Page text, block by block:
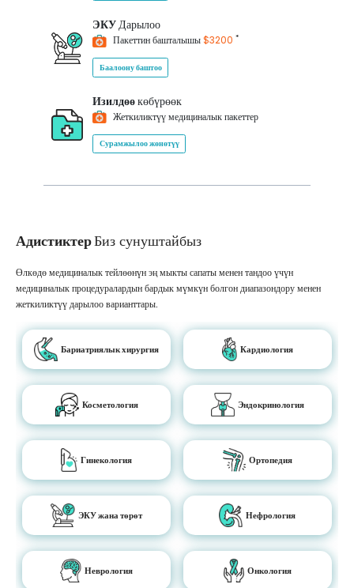
ЭКУДарылоо
Пакеттин башталышы$3200 *
Баалоону баштоо
Изилдөөкөбүрөөк
Жеткиликтүү медициналык пакеттер
Сурамжылоо жөнөтүү
АдистиктерБиз сунуштайбыз
Өлкөдө медициналык тейлөөнүн эң мыкты сапаты менен тандоо үчүн
медициналык процедуралардын бардык мүмкүн болгон диапазондору менен
жеткиликтүү дарылоо варианттары.
Бариатриялык хирургия Кардиология
Косметология Эндокринология
Гинекология Ортопедия
ЭКУ жана төрөт Нефрология
Неврология Онкология